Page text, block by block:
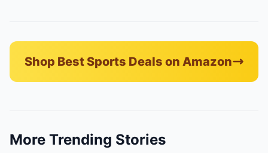
Shop Best Sports Deals on Amazon
More Trending Stories